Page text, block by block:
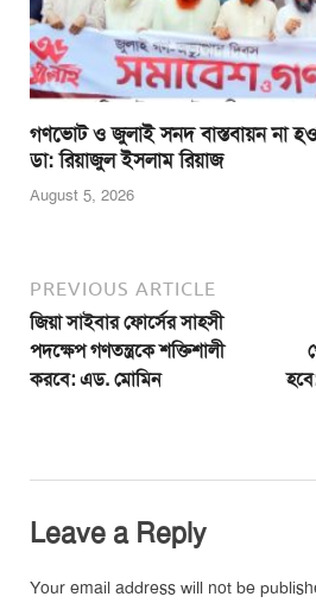
গণভোট ও জুলাই সনদ বাস্তবায়ন না
ডা: রিয়াজুল ইসলাম রিয়াজ
August 5, 2026
PREVIOUS ARTICLE
জিয়া সাইবার ফোর্সের সাহসী
পদক্ষেপ গণতন্ত্রকে শক্তিশালী
করবে: এড. মোমিন
Leave a Reply
Your email address will not be